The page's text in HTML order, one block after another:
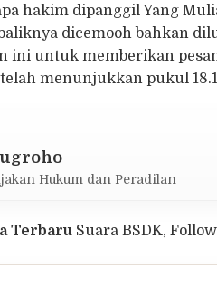
hakim dipanggil Yang
dicemooh bahkan
ini untuk memberikan
menunjukkan pukul
Hukum dan Peradilan
Terbaru Suara BSDK,